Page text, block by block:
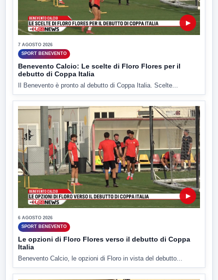
▶
7 AGOSTO 2026
SPORT BENEVENTO
Benevento Calcio: Le scelte di Floro Flores per il
debutto di Coppa Italia
Il Benevento è pronto al debutto di Coppa Italia. Scelte...
▶
6 AGOSTO 2026
SPORT BENEVENTO
Le opzioni di Floro Flores verso il debutto di Coppa
Italia
Benevento Calcio, le opzioni di Floro in vista del debutto...